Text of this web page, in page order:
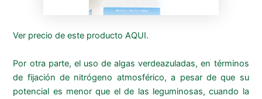
Ver precio de este producto AQUI.
Por otra parte, el uso de algas verdeazuladas, en términos
de fijación de nitrógeno atmosférico, a pesar de que su
potencial es menor que el de las leguminosas, cuando la